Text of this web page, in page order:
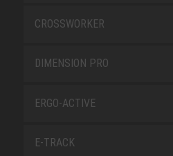
CROSSWORKER
DIMENSION PRO
ERGO-ACTIVE
E-TRACK